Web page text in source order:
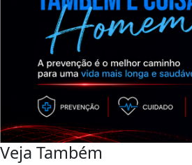
Veja Também